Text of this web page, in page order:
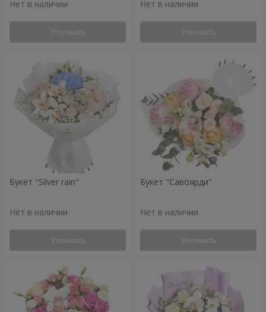
Нет в наличии
Уточнить
Нет в наличии
Уточнить
Букет "Silver rain"
Нет в наличии
Уточнить
Букет "Савоярди"
Нет в наличии
Уточнить